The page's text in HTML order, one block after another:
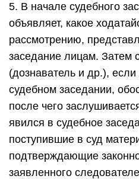
5. В начале судебного
объявляет, какое
рассмотрению,
заседание лицам. Затем
(дознаватель и др.), если
судебном заседании,
после чего
явился в судебное
поступившие в суд
подтверждающие
заявленного